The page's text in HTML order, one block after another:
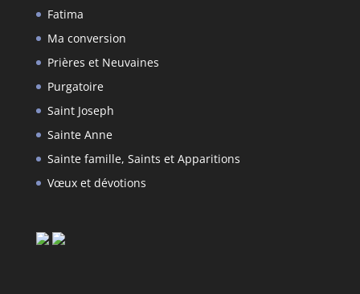
Fatima
Ma conversion
Prières et Neuvaines
Purgatoire
Saint Joseph
Sainte Anne
Sainte famille, Saints et Apparitions
Vœux et dévotions